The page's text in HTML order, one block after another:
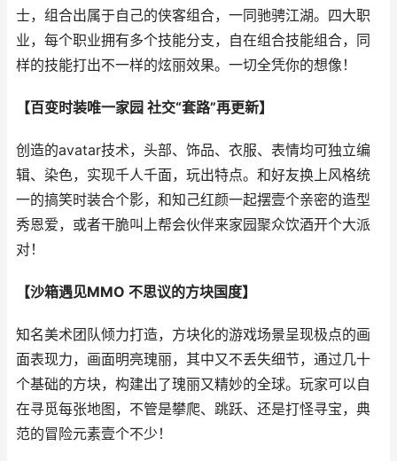
士，组合出属于自己的侠客组合，一同驰骋江湖。四大职
业，每个职业拥有多个技能分支，自在组合技能组合，同
样的技能打出不一样的炫丽效果。一切全凭你的想像！
【百变时装唯一家园 社交“套路”再更新】
创造的avatar技术，头部、饰品、衣服、表情均可独立编
辑、染色，实现千人千面，玩出特点。和好友换上风格统
一的搞笑时装合个影，和知己红颜一起摆壹个亲密的造型
秀恩爱，或者干脆叫上帮会伙伴来家园聚众饮酒开个大派
对！
【沙箱遇见MMO 不思议的方块国度】
知名美术团队倾力打造，方块化的游戏场景呈现极点的画
面表现力，画面明亮瑰丽，其中又不丢失细节，通过几十
个基础的方块，构建出了瑰丽又精妙的全球。玩家可以自
在寻觅每张地图，不管是攀爬、跳跃、还是打怪寻宝，典
范的冒险元素壹个不少！